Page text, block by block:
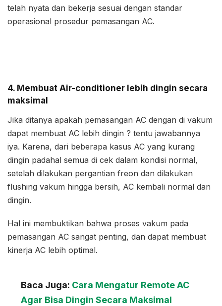
telah nyata dan bekerja sesuai dengan standar
operasional prosedur pemasangan AC.
4. Membuat Air-conditioner lebih dingin secara
maksimal
Jika ditanya apakah pemasangan AC dengan di vakum
dapat membuat AC lebih dingin ? tentu jawabannya
iya. Karena, dari beberapa kasus AC yang kurang
dingin padahal semua di cek dalam kondisi normal,
setelah dilakukan pergantian freon dan dilakukan
flushing vakum hingga bersih, AC kembali normal dan
dingin.
Hal ini membuktikan bahwa proses vakum pada
pemasangan AC sangat penting, dan dapat membuat
kinerja AC lebih optimal.
Baca Juga: Cara Mengatur Remote AC
Agar Bisa Dingin Secara Maksimal